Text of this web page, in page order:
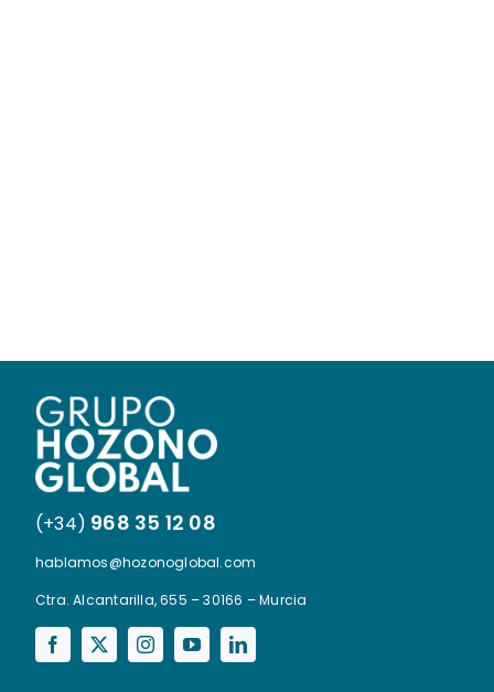
(+34) 968 35 12 08
hablamos@hozonoglobal.com
Ctra. Alcantarilla, 655 – 30166 – Murcia